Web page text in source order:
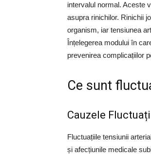
intervalul normal. Aceste
asupra rinichilor. Rinichii
organism, iar tensiunea
Înțelegerea modului în
prevenirea complicațiilor
Ce sunt
Cauzele
Fluctuațiile tensiunii
și afecțiunile medicale